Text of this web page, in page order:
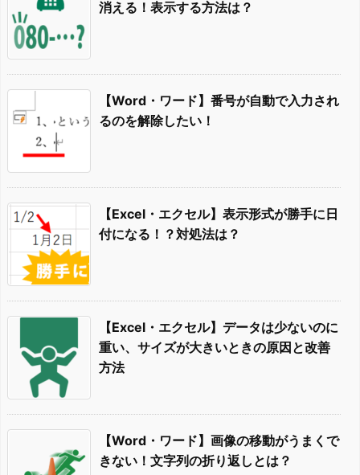
消える！表示する方法は？
【Word・ワード】番号が自動で入力され
るのを解除したい！
【Excel・エクセル】表示形式が勝手に日
付になる！？対処法は？
【Excel・エクセル】データは少ないのに
重い、サイズが大きいときの原因と改善
方法
【Word・ワード】画像の移動がうまくで
きない！文字列の折り返しとは？